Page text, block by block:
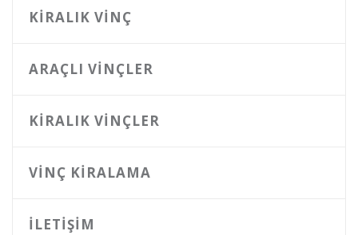
KIRALIK VINÇ
ARAÇLI VINÇLER
KIRALIK VINÇLER
VINÇ KIRALAMA
İLETIŞIM